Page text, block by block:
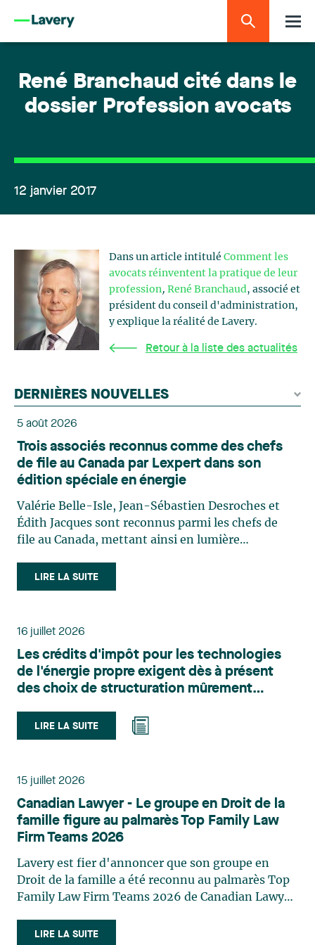
René Branchaud cité dans le
dossier Profession avocats
12 janvier 2017
Dans un article intitulé Comment les
avocats réinventent la pratique de leur
profession, René Branchaud, associé et
président du conseil d'administration,
y explique la réalité de Lavery.
Retour à la liste des actualités
DERNIÈRES NOUVELLES
5 août 2026
Trois associés reconnus comme des chefs
de file au Canada par Lexpert dans son
édition spéciale en énergie
Valérie Belle-Isle, Jean-Sébastien Desroches et
Édith Jacques sont reconnus parmi les chefs de
file au Canada, mettant ainsi en lumière
le domaine du droit des technologies. Valérie
Belle-Isle est associée au sein du groupe de droit
principalement sur le droit de l’environnement,
du territoire. Elle conseille et représente une
clientèle publique et privée dans le cadre d’enjeux
touchant notamment les obligations
et de permis, l’application et la contestation de
règlements d’urbanisme, ainsi que les dossiers
municipalités dans la validation juridique de leurs
Reconnue pour son approche à la fois stratégique
et pratique, elle intervient aussi en matière de
taxation municipale et d’évaluation foncière, en
plus de contribuer régulièrement à des
publications et à des activités de formation. Jean-
Sébastien Desroches œuvre en droit des affaires,
acquisitions, des infrastructures, des énergies
LIRE LA SUITE
16 juillet 2026
Les crédits d'impôt pour les technologies
de l'énergie propre exigent dès à présent
des choix de structuration mûrement
LIRE LA SUITE
15 juillet 2026
Canadian Lawyer - Le groupe en Droit de la
famille figure au palmarès Top Family Law
Firm Teams 2026
Lavery est fier d'annoncer que son groupe en
Droit de la famille a été reconnu au palmarès Top
Family Law Firm Teams 2026 de Canadian Lawyer.
sélection rigoureux, fondé sur des nominations
LIRE LA SUITE